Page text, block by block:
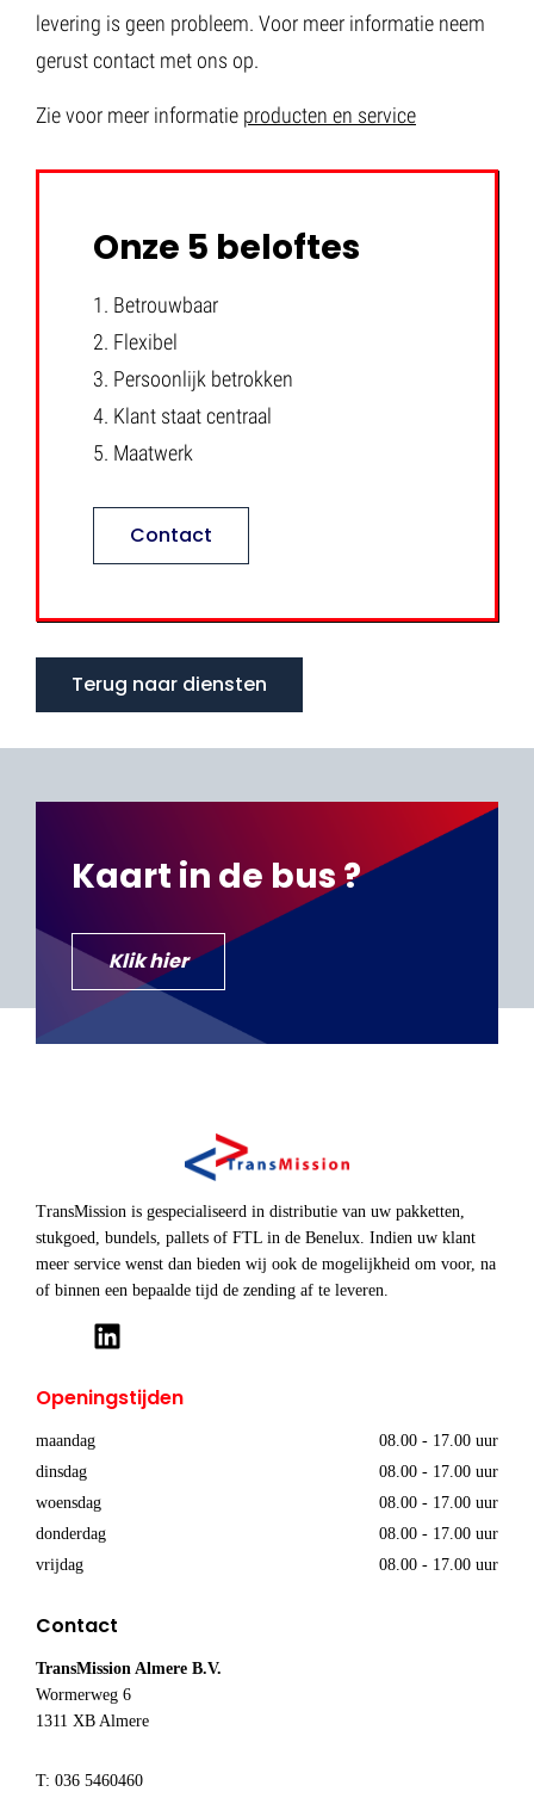
levering is geen probleem. Voor meer informatie neem
gerust contact met ons op.
Zie voor meer informatie producten en service
Onze 5 beloftes
1. Betrouwbaar
2. Flexibel
3. Persoonlijk betrokken
4. Klant staat centraal
5. Maatwerk
Contact
Terug naar diensten
Kaart in de bus ?
Klik hier
TransMission is gespecialiseerd in distributie van uw pakketten,
stukgoed, bundels, pallets of FTL in de Benelux. Indien uw klant
meer service wenst dan bieden wij ook de mogelijkheid om voor, na
of binnen een bepaalde tijd de zending af te leveren.
Openingstijden
maandag
08.00 - 17.00 uur
dinsdag
08.00 - 17.00 uur
woensdag
08.00 - 17.00 uur
donderdag
08.00 - 17.00 uur
vrijdag
08.00 - 17.00 uur
Contact
TransMission Almere B.V.
Wormerweg 6
1311 XB Almere
T: 036 5460460